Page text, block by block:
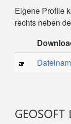
Eigene Profile
rechts neben